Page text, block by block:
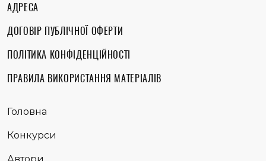
АДРЕСА
ДОГОВІР ПУБЛІЧНОЇ ОФЕРТИ
ПОЛІТИКА КОНФІДЕНЦІЙНОСТІ
ПРАВИЛА ВИКОРИСТАННЯ МАТЕРІАЛІВ
Головна
Конкурси